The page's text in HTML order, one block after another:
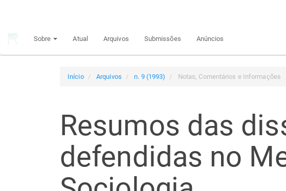
principal
Sobre Atual Arquivos Submissões Anúncios
Início Arquivos n. 9 (1993) Notas, Comentários e Informações
Resumos das
defendidas no